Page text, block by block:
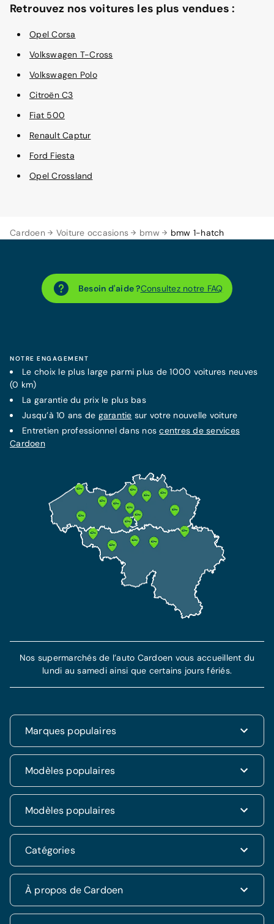
Cardoen Voiture occasions bmw bmw 1-hatch
Retrouvez nos voitures les plus vendues :
Opel Corsa
Volkswagen T-Cross
Volkswagen Polo
Citroën C3
Fiat 500
Renault Captur
Ford Fiesta
Opel Crossland
Besoin d'aide ?Consultez notre FAQ
NOTRE ENGAGEMENT
Le choix le plus large parmi plus de 1000 voitures neuves
(0 km)
La garantiedu prix le plus bas
Jusqu’à 10 ans de garantie sur votre nouvelle voiture
Entretien professionnel dans noscentres de services
Cardoen
Marques populaires
Renault
Dacia
Volkswagen
Hyundai
Kia
Mercedes
Opel
Seat
Modèles populaires
Renault Clio
Fiat 500
Hyundai Tucson
Kia Rio
Nissan Qashqai
Mercedes CLA
Renault Captur
Modèles populaires
Hyundai i20
Jeep Renegade
Volkswagen Golf VII
Alfa Romeo Giulietta
Catégories
SUV & 4x4
Break
Nos supermarchés de l’auto Cardoen vous accueillent du
lundi au samedi ainsi que certains jours fériés.
À propos de Cardoen